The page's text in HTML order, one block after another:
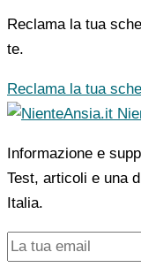
Reclama la tua
te.
Reclama la tua
Informazione e
Test, articoli e una
Italia.